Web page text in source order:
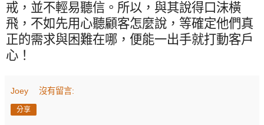
戒，並不輕易聽信。所以，與其說得口沫橫
飛，不如先用心聽顧客怎麼說，等確定他們真
正的需求與困難在哪，便能一出手就打動客戶
心！
Joey 沒有留言:
分享